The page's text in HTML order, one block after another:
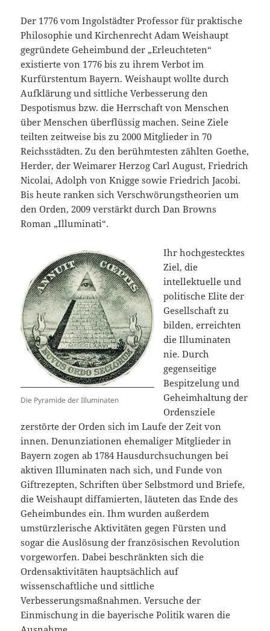
Der 1776 vom Ingolstädter Professor für praktische
Philosophie und Kirchenrecht Adam Weishaupt
gegründete Geheimbund der „Erleuchteten“
existierte von 1776 bis zu ihrem Verbot im
Kurfürstentum Bayern. Weishaupt wollte durch
Aufklärung und sittliche Verbesserung den
Despotismus bzw. die Herrschaft von Menschen
über Menschen überflüssig machen. Seine Ziele
teilten zeitweise bis zu 2000 Mitglieder in 70
Reichsstädten. Zu den berühmtesten zählten Goethe,
Herder, der Weimarer Herzog Carl August, Friedrich
Nicolai, Adolph von Knigge sowie Friedrich Jacobi.
Bis heute ranken sich Verschwörungstheorien um
den Orden, 2009 verstärkt durch Dan Browns
Roman „Illuminati“.
Die Pyramide der Illuminaten
Ihr hochgestecktes
Ziel, die
intellektuelle und
politische Elite der
Gesellschaft zu
bilden, erreichten
die Illuminaten
nie. Durch
gegenseitige
Bespitzelung und
Geheimhaltung der
Ordensziele
zerstörte der Orden sich im Laufe der Zeit von
innen. Denunziationen ehemaliger Mitglieder in
Bayern zogen ab 1784 Hausdurchsuchungen bei
aktiven Illuminaten nach sich, und Funde von
Giftrezepten, Schriften über Selbstmord und Briefe,
die Weishaupt diffamierten, läuteten das Ende des
Geheimbundes ein. Ihm wurden außerdem
umstürzlerische Aktivitäten gegen Fürsten und
sogar die Auslösung der französischen Revolution
vorgeworfen. Dabei beschränkten sich die
Ordensaktivitäten hauptsächlich auf
wissenschaftliche und sittliche
Verbesserungsmaßnahmen. Versuche der
Einmischung in die bayerische Politik waren die